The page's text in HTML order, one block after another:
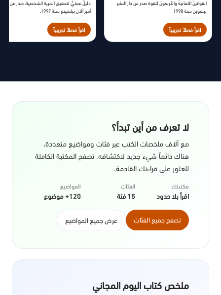
القوانينُ الثمانيةُ والأربعونَ للقوة صدر عن دار النشر
بينغوين سنة 1998
اقرأ فصلاً تجريبياً
دليلٌ عمليٌّ لتحقيق الحرية الشخصية. صدر عن دار
أمبر آلان ببلشينغ سنة 1997.
اقرأ فصلاً تجريبياً
لا تعرف من أين تبدأ؟
مع آلاف ملخصات الكتب عبر فئات ومواضيع متعددة،
هناك دائماً شيء جديد لاكتشافه. تصفح المكتبة الكاملة
للعثور على قراءتك القادمة.
مكتبتك
اقرأ بلا حدود
الفئات
15 فئة
المواضيع
120+ موضوع
تصفح جميع الفئات عرض جميع المواضيع
ملخص كتاب اليوم المجاني